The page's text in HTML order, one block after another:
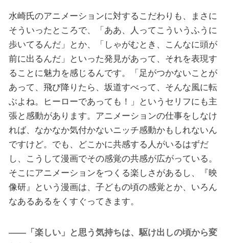
水崎氏のアニメーションに対するこだわりも、まさに
そういったところで、「ああ、人ってこういうふうに
歩いてるんだ」とか、「しゃがむとき、こんなに頭が
前に出るんだ」といった発見があって、それを表現す
ることに魅力を感じるんです。「足がつかないことが
あって、飛び降りたら、坂道すべって、そんな風に転
ぶよね。ヒーローであっても！」というセリフにも主
張と感動があります。アニメーションの仕事をしなけ
れば、なかなか気付かないニッチ感動かもしれないん
ですけど。でも、どこかに共感する人がいるはずだ
し、こうして漫画でその感覚の共感が広がっている。
そこにアニメーションをつくる楽しさがあるし、『映
像研』という漫画は、子どもの頃の感覚とか、いろん
なあるあるをくすぐってきます。
――「楽しい」と思う気持ちは、駆け出しの頃から変